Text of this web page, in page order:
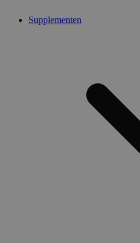
Supplementen